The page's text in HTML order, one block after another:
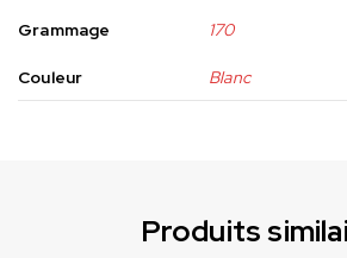
Grammage 170
Couleur Blanc
Produits